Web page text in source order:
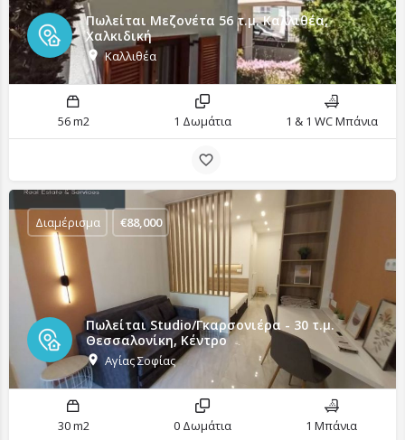
Πωλείται Μεζονέτα 56 τ.μ. Καλλιθέα,
Χαλκιδική
Καλλιθέα
56 m2 1 Δωμάτια 1 & 1 WC Μπάνια
Πωλείται Studio/Γκαρσονιέρα - 30 τ.μ.
Θεσσαλονίκη, Κέντρο
Αγίας Σοφίας
Διαμέρισμα €88,000
30 m2 0 Δωμάτια 1 Μπάνια